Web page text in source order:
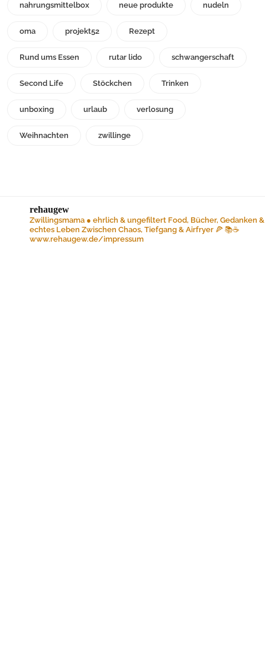
nahrungsmittelbox neue produkte nudeln
oma projekt52 Rezept
Rund ums Essen rutar lido schwangerschaft
Second Life Stöckchen Trinken
unboxing urlaub verlosung
Weihnachten zwillinge
rehaugew
Zwillingsmama ● ehrlich & ungefiltert Food, Bücher, Gedanken &
echtes Leben Zwischen Chaos, Tiefgang & Airfryer 🍕 📚☕️
www.rehaugew.de/impressum